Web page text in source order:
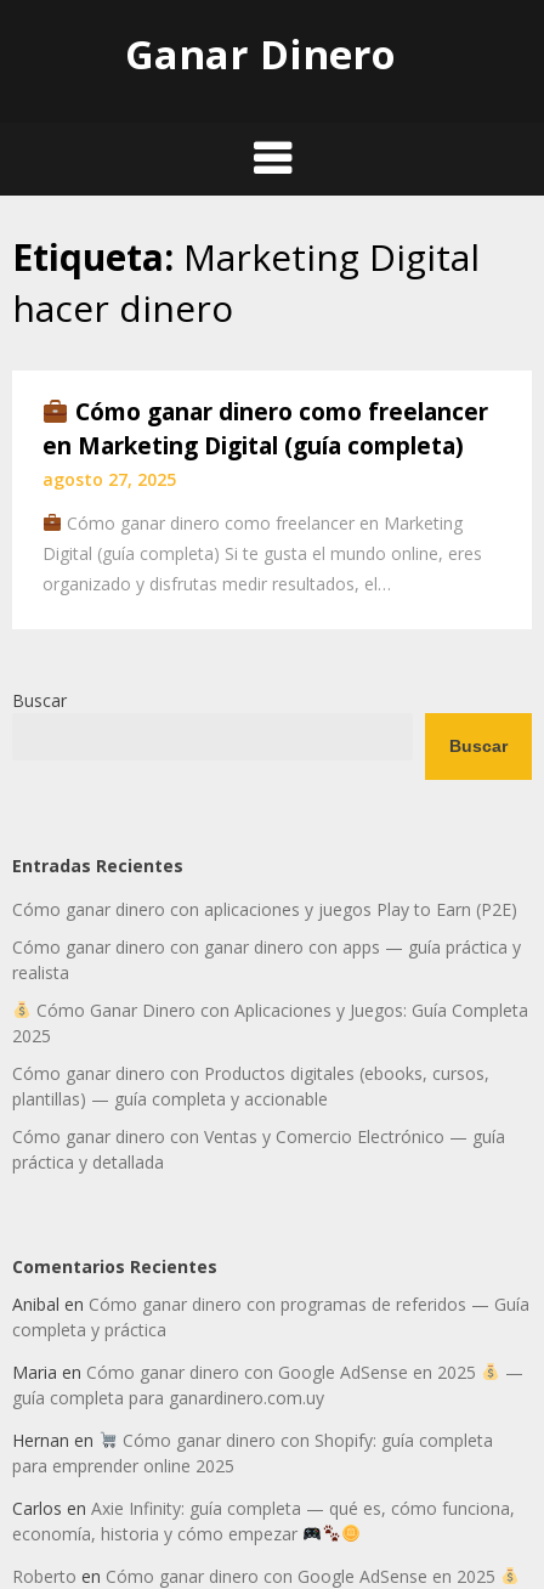
Ganar Dinero
Etiqueta: Marketing Digital
hacer dinero
Cómo ganar dinero como freelancer
en Marketing Digital (guía completa)
agosto 27, 2025
Cómo ganar dinero como freelancer en Marketing
Digital (guía completa) Si te gusta el mundo online, eres
organizado y disfrutas medir resultados, el…
Buscar
Buscar
Entradas Recientes
Cómo ganar dinero con aplicaciones y juegos Play to Earn (P2E)
Cómo ganar dinero con ganar dinero con apps — guía práctica y
realista
Cómo Ganar Dinero con Aplicaciones y Juegos: Guía Completa
2025
Cómo ganar dinero con Productos digitales (ebooks, cursos,
plantillas) — guía completa y accionable
Cómo ganar dinero con Ventas y Comercio Electrónico — guía
práctica y detallada
Comentarios Recientes
Anibal en Cómo ganar dinero con programas de referidos — Guía
completa y práctica
Maria en Cómo ganar dinero con Google AdSense en 2025
—
guía completa para ganardinero.com.uy
Hernan en
Cómo ganar dinero con Shopify: guía completa
para emprender online 2025
Carlos en Axie Infinity: guía completa — qué es, cómo funciona,
economía, historia y cómo empezar
Roberto en Cómo ganar dinero con Google AdSense en 2025